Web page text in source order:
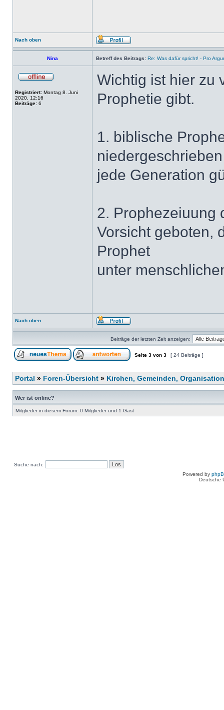
Nach oben
Nina Betreff des Beitrags: Re: Was dafür spricht! - Pro
Registriert: Montag 8. Juni
2020, 12:16
Beiträge: 6
Wichtig ist hier zu
Prophetie gibt.
1. biblische
jede Generation
2. Prophezeiuung
Vorsicht geboten,
Prophet
unter
Nach oben
Beiträge der letzten Zeit anzeigen:
Seite 3 von 3 [ 24 Beiträge ]
Portal » Foren-Übersicht » Kirchen, Gemeinden,
Wer ist online?
Mitglieder in diesem Forum: 0 Mitglieder und 1 Gast
Suche nach:
Powered by
Deutsche